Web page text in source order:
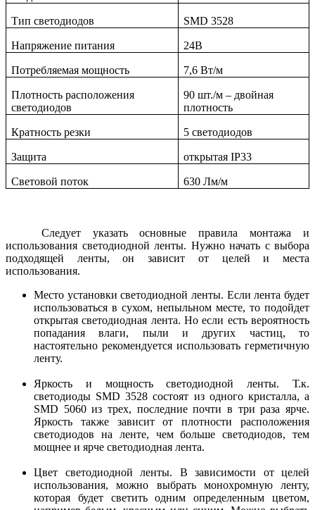
Тип светодиодов SMD3528
Напряжение питания 24В
Потребляемая мощность 7,6 Вт/м
Плотность расположения
светодиодов
90 шт./м– двойная
плотность
Кратность резки 5 светодиодов
Защита открытаяIP33
Световой поток 630 Лм/м
Следует указать основные правила монтажа и
использования светодиодной ленты. Нужно начать с выбора
подходящей ленты, он зависит от целей и места
использования.
Место установки светодиодной ленты. Если лента будет
использоваться в сухом, непыльном месте, то подойдет
открытая светодиодная лента. Но если есть вероятность
попадания влаги, пыли и других частиц, то
настоятельно рекомендуется использовать герметичную
ленту.
Яркость и мощность светодиодной ленты. Т.к.
светодиоды SMD 3528 состоят из одного кристалла, а
SMD 5060 из трех, последние почти в три раза ярче.
Яркость также зависит от плотности расположения
светодиодов на ленте, чем больше светодиодов, тем
мощнее и ярче светодиодная лента.
Цвет светодиодной ленты. В зависимости от целей
использования, можно выбрать монохромную ленту,
которая будет светить одним определенным цветом,